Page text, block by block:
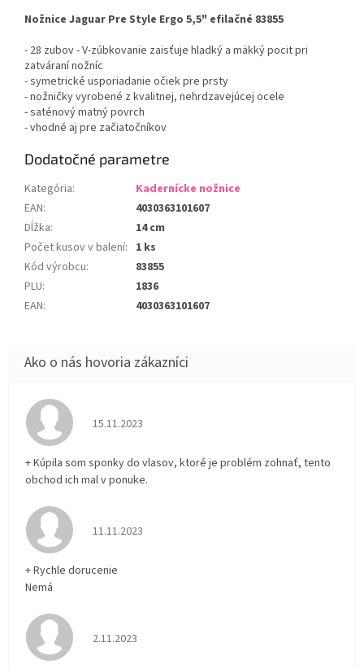
Nožnice Jaguar Pre Style Ergo 5,5" efilačné 83855
- 28 zubov - V-zúbkovanie zaisťuje hladký a mäkký pocit pri
zatváraní nožníc
- symetrické usporiadanie očiek pre prsty
- nožničky vyrobené z kvalitnej, nehrdzavejúcej ocele
- saténový matný povrch
- vhodné aj pre začiatočníkov
Dodatočné parametre
Kategória:
Kadernícke nožnice
EAN:
4030363101607
Dĺžka:
14 cm
Počet kusov v balení: 1 ks
Kód výrobcu:
83855
PLU:
1836
EAN: 4030363101607
Hodnotenie obchodu je 5 z 5 hviezdičiek.
15.11.2023
+ Kúpila som sponky do vlasov, ktoré je problém zohnať, tento
obchod ich mal v ponuke.
Hodnotenie obchodu je 5 z 5 hviezdičiek.
11.11.2023
+ Rychle dorucenie
Nemá
Hodnotenie obchodu je 5 z 5 hviezdičiek.
2.11.2023